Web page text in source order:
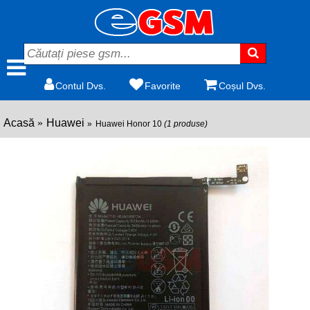
Contul Dvs. Favorite Coșul Dvs.
Acasă Huawei Huawei Honor 10 (1 produse)